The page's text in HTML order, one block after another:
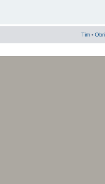
Tim•